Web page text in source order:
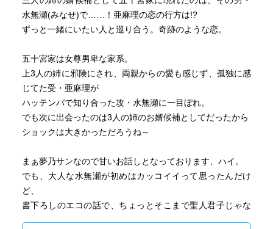
水無瀬(みなせ)で……！亜麻理の恋の行方は!?
ずっと一緒にいたい人と巡り合う。奇跡のような恋。
五十宮家は女尊男卑な家系。
上3人の姉に邪険にされ、両親からの愛も感じず、孤独に感
じてた受・亜麻理が
ハッテンバで知り合った攻・水無瀬に一目ぼれ。
でも次に出会ったのは3人の姉のお婿候補としてだったから
ショックは大きかっただろうね～
まぁ夢乃サンなので甘いお話しとなっております、ハイ。
でも、大人な水無瀬が初めはカッコイイって思ったんだけ
ど、
書下ろしのエコの話で、ちょっとそこまで聖人君子じゃな